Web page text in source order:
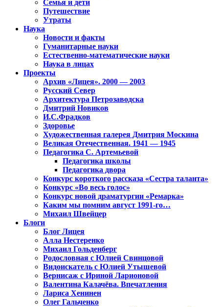
Семья и дети
Путешествие
Утраты
Наука
Новости и факты
Гуманитарные науки
Естественно-математические науки
Наука в лицах
Проекты
Архив «Лицея». 2000 — 2003
Русский Север
Архитектура Петрозаводска
Дмитрий Новиков
И.С.Фрадков
Здоровье
Художественная галерея Дмитрия Москина
Великая Отечественная. 1941 — 1945
Педагогика С. Артемьевой
Педагогика школы
Педагогика двора
Конкурс короткого рассказа «Сестра таланта»
Конкурс «Во весь голос»
Конкурс новой драматургии «Ремарка»
Каким мы помним август 1991-го…
Михаил Швейцер
Блоги
Блог Лицея
Алла Нестеренко
Михаил Гольденберг
Родословная с Юлией Свинцовой
Видоискатель с Юлией Утышевой
Вернисаж с Ириной Ларионовой
Валентина Калачёва. Впечатления
Лариса Хенинен
Олег Гальченко